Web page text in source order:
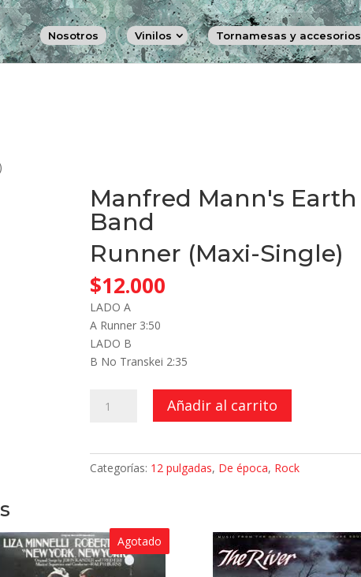
Nosotros Vinilos Tornamesas y accesorios
Manfred Mann's Earth
Band
Runner (Maxi-Single)
$12.000
LADO A
A Runner 3:50
LADO B
B No Transkei 2:35
(Maxi-
cantidad
Añadir al carrito
Categorías: 12 pulgadas, De época, Rock
Agotado